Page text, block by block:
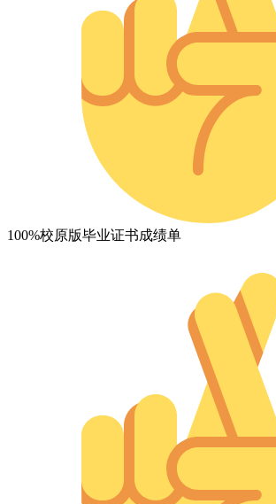
100%校原版毕业证书成绩单